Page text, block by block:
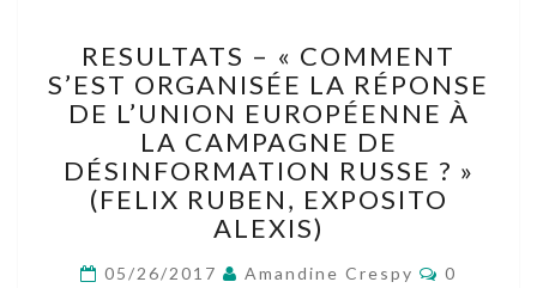
« COMMENT
S’EST
ORGANISÉE
LA
RÉPONSE
DE
L’UNION
EUROPÉENNE
RESULTATS – « COMMENT
S’EST ORGANISÉE LA RÉPONSE
DE L’UNION EUROPÉENNE À
LA CAMPAGNE DE
DÉSINFORMATION RUSSE ? »
(FELIX RUBEN, EXPOSITO
ALEXIS)
05/26/2017 Amandine Crespy
0